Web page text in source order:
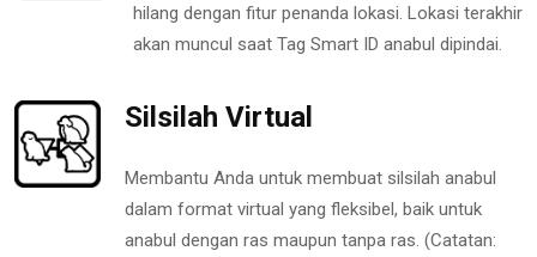
hilang dengan fitur penanda lokasi. Lokasi terakhir
akan muncul saat Tag Smart ID anabul dipindai.
Silsilah Virtual
Membantu Anda untuk membuat silsilah anabul
dalam format virtual yang fleksibel, baik untuk
anabul dengan ras maupun tanpa ras. (Catatan: